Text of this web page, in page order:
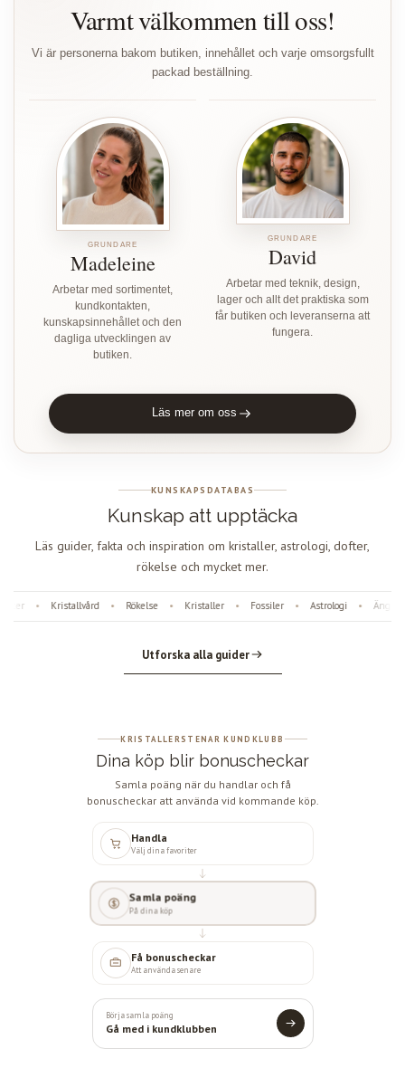
Varmt välkommen till oss!
Vi är personerna bakom butiken, innehållet och varje omsorgsfullt
packad beställning.
GRUNDARE
Madeleine
Arbetar med sortimentet,
kundkontakten,
kunskapsinnehållet och den
dagliga utvecklingen av
butiken.
GRUNDARE
David
Arbetar med teknik, design,
lager och allt det praktiska som
får butiken och leveranserna att
fungera.
Läs mer om oss
KUNSKAPSDATABAS
Kunskap att upptäcka
Läs guider, fakta och inspiration om kristaller, astrologi, dofter,
rökelse och mycket mer.
Kristallvård Rökelse Kristaller Fossiler Astrologi
Utforska alla guider
KRISTALLERSTENAR KUNDKLUBB
Dina köp blir bonuscheckar
Samla poäng när du handlar och få
bonuscheckar att använda vid kommande köp.
Handla
Välj dina favoriter
Samla poäng
På dina köp
Få bonuscheckar
Att använda senare
Börja samla poäng
Gå med i kundklubben